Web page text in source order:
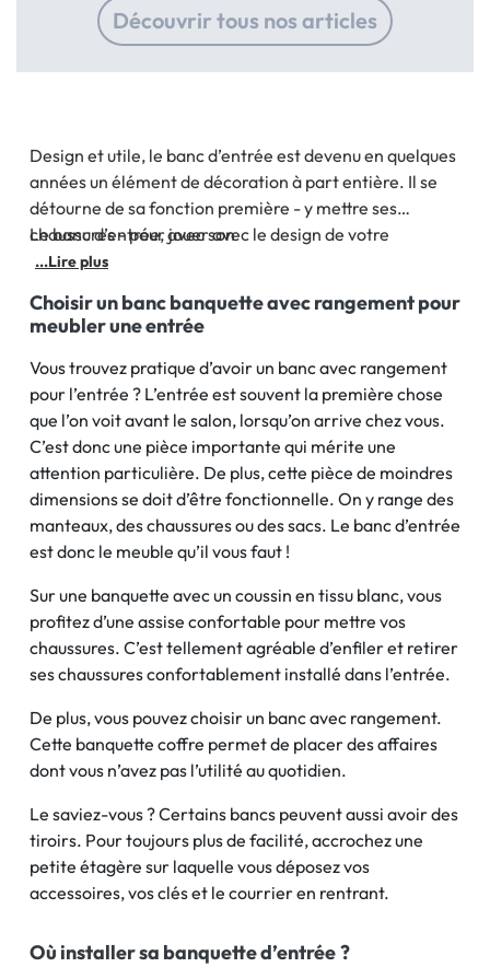
Découvrir tous nos articles
Design et utile, le banc d’entrée est devenu en quelques
années un élément de décoration à part entière. Il se
détourne de sa fonction première - y mettre ses
chaussures - pour jouer avec le design de votre
intérieur. Et pour cause, le banc d’entrée n’est pas
aussi à la déco de votre intérieur.
Le banc d’entrée, avec son
...Lire plus
Choisir un banc banquette avec rangement pour
meubler une entrée
Vous trouvez pratique d’avoir un banc avec rangement
pour l’entrée ? L’entrée est souvent la première chose
que l’on voit avant le salon, lorsqu’on arrive chez vous.
C’est donc une pièce importante qui mérite une
attention particulière. De plus, cette pièce de moindres
dimensions se doit d’être fonctionnelle. On y range des
manteaux, des chaussures ou des sacs. Le banc d’entrée
est donc le meuble qu’il vous faut !
Sur une banquette avec un coussin en tissu blanc, vous
profitez d’une assise confortable pour mettre vos
chaussures. C’est tellement agréable d’enfiler et retirer
ses chaussures confortablement installé dans l’entrée.
De plus, vous pouvez choisir un banc avec rangement.
Cette banquette coffre permet de placer des affaires
dont vous n’avez pas l’utilité au quotidien.
Le saviez-vous ? Certains bancs peuvent aussi avoir des
tiroirs. Pour toujours plus de facilité, accrochez une
petite étagère sur laquelle vous déposez vos
accessoires, vos clés et le courrier en rentrant.
Où installer sa banquette d’entrée ?